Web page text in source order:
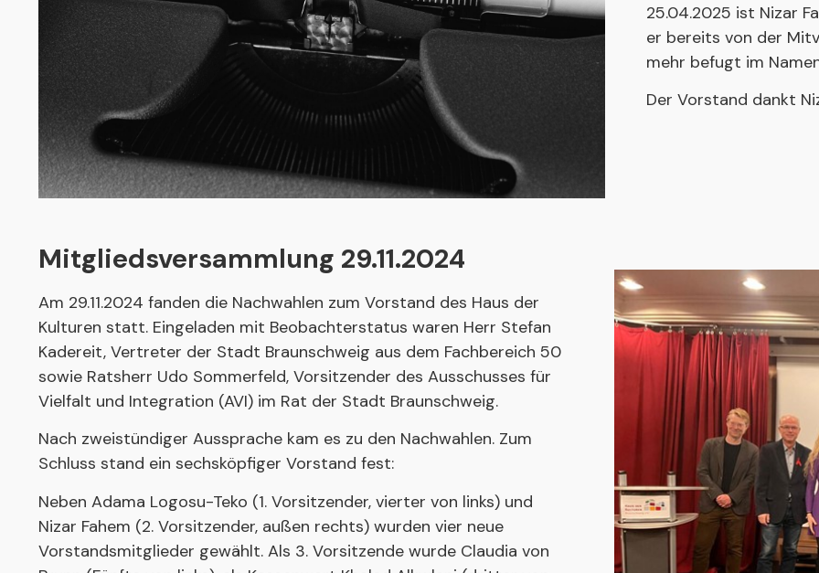
25.04.2025 ist Nizar
er bereits von der
mehr befugt im
Der Vorstand dankt
Mitgliedsversammlung 29.11.2024
Am 29.11.2024 fanden die Nachwahlen zum Vorstand des Haus der
Kulturen statt. Eingeladen mit Beobachterstatus waren Herr Stefan
Kadereit, Vertreter der Stadt Braunschweig aus dem Fachbereich 50
sowie Ratsherr Udo Sommerfeld, Vorsitzender des Ausschusses für
Vielfalt und Integration (AVI) im Rat der Stadt Braunschweig.
Nach zweistündiger Aussprache kam es zu den Nachwahlen. Zum
Schluss stand ein sechsköpfiger Vorstand fest:
Neben Adama Logosu-Teko (1. Vorsitzender, vierter von links) und
Nizar Fahem (2. Vorsitzender, außen rechts) wurden vier neue
Vorstandsmitglieder gewählt. Als 3. Vorsitzende wurde Claudia von